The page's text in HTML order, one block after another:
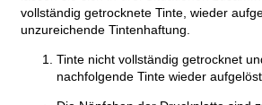
vollständig getrocknete Tinte, wieder
unzureichende Tintenhaftung.
Tinte nicht vollständig getrocknet
nachfolgende Tinte wieder